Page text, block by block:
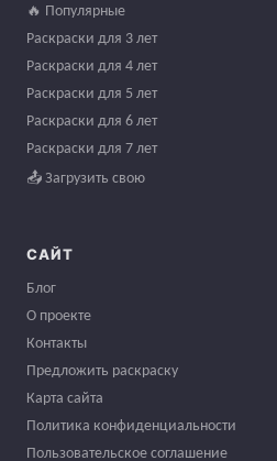
🔥 Популярные
Раскраски для 3 лет
Раскраски для 4 лет
Раскраски для 5 лет
Раскраски для 6 лет
Раскраски для 7 лет
📤 Загрузить свою
САЙТ
Блог
О проекте
Контакты
Предложить раскраску
Карта сайта
Политика конфиденциальности
Пользовательское соглашение